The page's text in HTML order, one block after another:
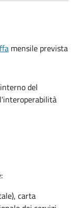
mensile prevista
del
carta